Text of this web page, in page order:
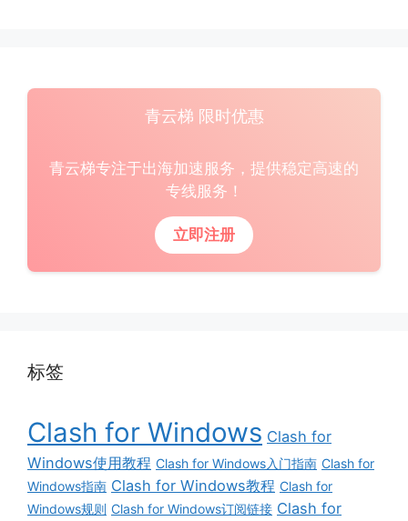
青云梯 限时优惠
青云梯专注于出海加速服务，提供稳定高速的
专线服务！
立即注册
标签
Clash for Windows Clash for
Windows使用教程 Clash for Windows入门指南 Clash for
Windows指南 Clash for Windows教程 Clash for
Windows规则 Clash for Windows订阅链接 Clash for